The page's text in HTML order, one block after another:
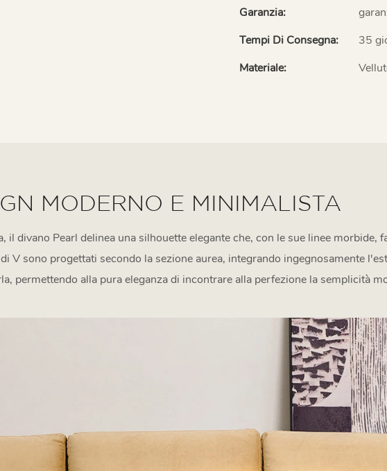
Garanzia:
Tempi Di Consegna:
35
Materiale:
MODERNO E MINIMALISTA
il divano Pearl delinea una silhouette elegante che, con le sue linee morbide,
V sono progettati secondo la sezione aurea, integrando ingegnosamente
permettendo alla pura eleganza di incontrare alla perfezione la semplicità